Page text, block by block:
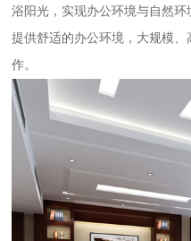
浴阳光，实现办公环境与自然
提供舒适的办公环境，大规模
作。